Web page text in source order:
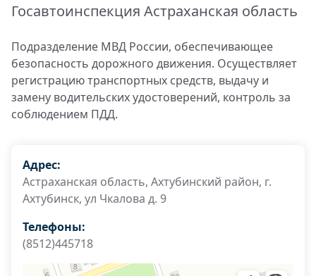
Госавтоинспекция Астраханская область
Подразделение МВД России, обеспечивающее
безопасность дорожного движения. Осуществляет
регистрацию транспортных средств, выдачу и
замену водительских удостоверений, контроль за
соблюдением ПДД.
Адрес:
Астраханская область, Ахтубинский район, г.
Ахтубинск, ул Чкалова д. 9
Телефоны:
(8512)445718